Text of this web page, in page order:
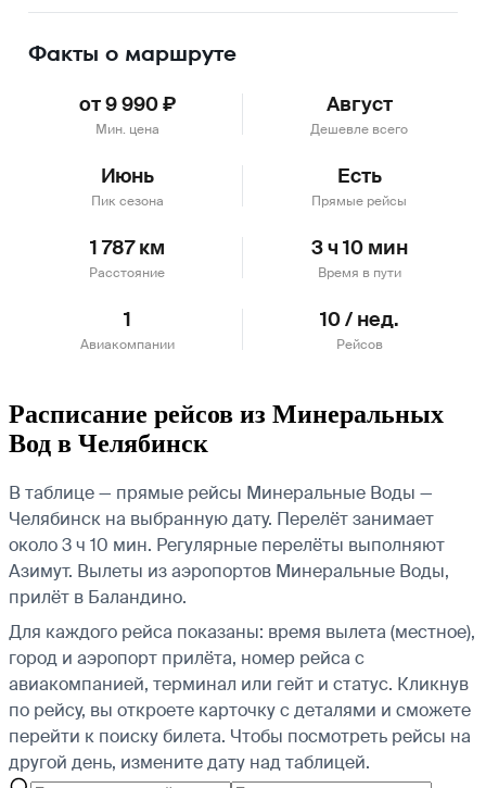
Факты о маршруте
от 9 990 ₽
Мин. цена
Август
Дешевле всего
Июнь
Пик сезона
Есть
Прямые рейсы
1 787 км
Расстояние
3 ч 10 мин
Время в пути
1
Авиакомпании
10 / нед.
Рейсов
Расписание рейсов из Минеральных
Вод в Челябинск
В таблице — прямые рейсы Минеральные Воды —
Челябинск на выбранную дату. Перелёт занимает
около 3 ч 10 мин. Регулярные перелёты выполняют
Азимут. Вылеты из аэропортов Минеральные Воды,
прилёт в Баландино.
Для каждого рейса показаны: время вылета (местное),
город и аэропорт прилёта, номер рейса с
авиакомпанией, терминал или гейт и статус. Кликнув
по рейсу, вы откроете карточку с деталями и сможете
перейти к поиску билета. Чтобы посмотреть рейсы на
другой день, измените дату над таблицей.